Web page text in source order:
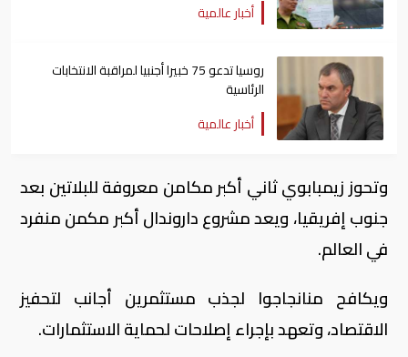
أخبار عالمية
روسيا تدعو 75 خبيرا أجنبيا لمراقبة الانتخابات
الرئاسية
أخبار عالمية
وتحوز زيمبابوي ثاني أكبر مكامن معروفة للبلاتين بعد
جنوب إفريقيا، ويعد مشروع داروندال أكبر مكمن منفرد
في العالم.
ويكافح منانجاجوا لجذب مستثمرين أجانب لتحفيز
الاقتصاد، وتعهد بإجراء إصلاحات لحماية الاستثمارات.